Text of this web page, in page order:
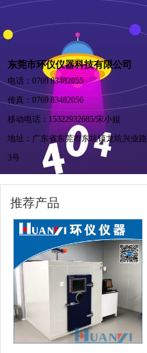
东莞市环仪仪器科技有限公司
电话：0769 83482055
传真：0769 83482056
移动电话：15322932685/宋小姐
地址：广东省东莞市东坑镇龙坑兴业路
3号
推荐产品